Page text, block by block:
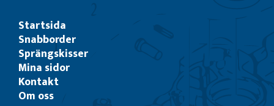
Startsida
Snabborder
Sprängskisser
Mina sidor
Kontakt
Om oss